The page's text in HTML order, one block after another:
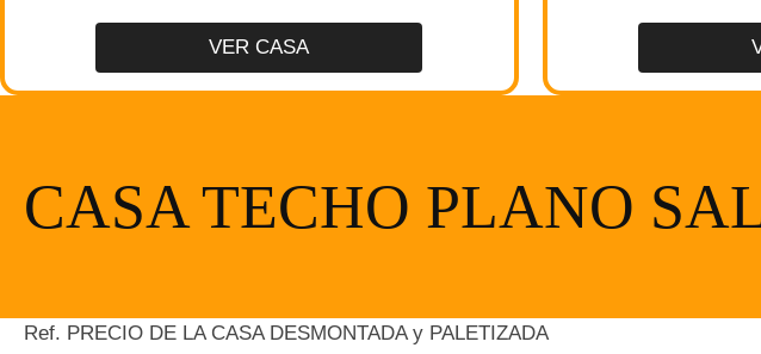
VER CASA
CASA TECHO PLANO
Ref. PRECIO DE LA CASA DESMONTADA y PALETIZADA